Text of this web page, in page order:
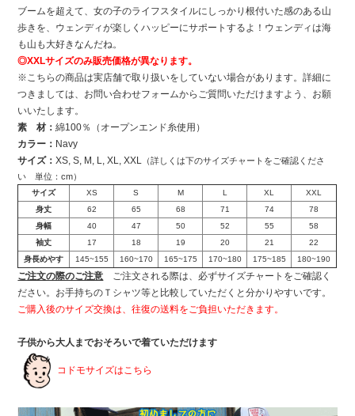
ブームを超えて、女の子のライフスタイルにしっかり根付いた感のある山
歩きを、ウェンディが楽しくハッピーにサポートするよ！ウェンディは海
も山も大好きなんだね。
◎XXLサイズのみ販売価格が異なります。
※こちらの商品は実店舗で取り扱いをしていない場合があります。詳細に
つきましては、お問い合わせフォームからご質問いただけますよう、お願
いいたします。
素 材：綿100％（オープンエンド糸使用）
カラー： Navy
サイズ：XS, S, M, L, XL, XXL （詳しくは下のサイズチャートをご確認くださ
い 単位：cm）
サイズ XS S M L XL
XXL
身丈
62 65 68 71 74
78
身幅
40 47 50 52 55
58
袖丈
17 18 19 20 21
22
身長めやす
145~155 160~170 165~175 170~180 175~185 180~190
ご注文の際のご注意 ご注文される際は、必ずサイズチャートをご確認く
ださい。お手持ちのＴシャツ等と比較していただくと分かりやすいです。
ご購入後のサイズ交換は、往復の送料をご負担いただきます。
子供から大人までおそろいで着ていただけます
コドモサイズはこちら